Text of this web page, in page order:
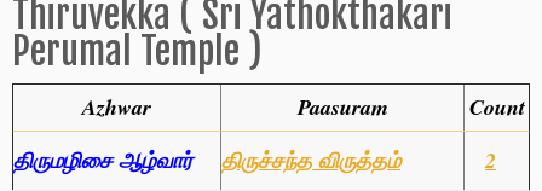
Thiruvekka ( Sri Yathokthakari
Perumal Temple )
Azhwar Paasuram
Count
திருமழிசை ஆழ்வார்
திருச்சந்த விருத்தம்
2